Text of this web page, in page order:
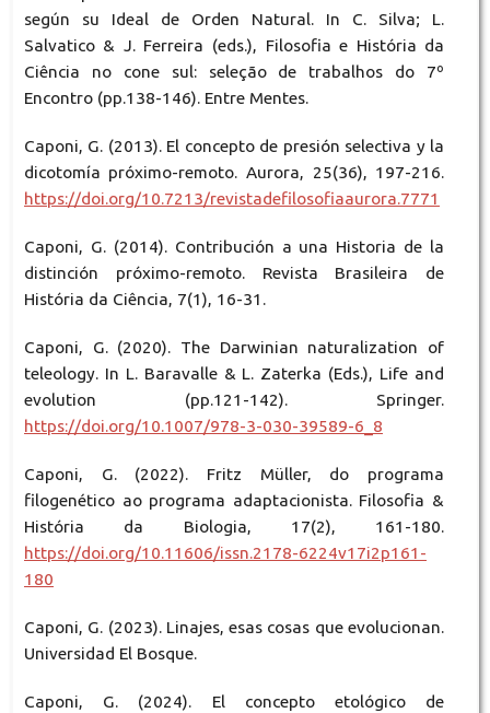
según su Ideal de Orden Natural. In C. Silva; L.
Salvatico & J. Ferreira (eds.), Filosofia e História da
Ciência no cone sul: seleção de trabalhos do 7º
Encontro (pp.138-146). Entre Mentes.
Caponi, G. (2013). El concepto de presión selectiva y la
dicotomía próximo-remoto. Aurora, 25(36), 197-216.
https://doi.org/10.7213/revistadefilosofiaaurora.7771
Caponi, G. (2014). Contribución a una Historia de la
distinción próximo-remoto. Revista Brasileira de
História da Ciência, 7(1), 16-31.
Caponi, G. (2020). The Darwinian naturalization of
teleology. In L. Baravalle & L. Zaterka (Eds.), Life and
evolution (pp.121-142). Springer.
https://doi.org/10.1007/978-3-030-39589-6_8
Caponi, G. (2022). Fritz Müller, do programa
filogenético ao programa adaptacionista. Filosofia &
História da Biologia, 17(2), 161-180.
https://doi.org/10.11606/issn.2178-6224v17i2p161-
180
Caponi, G. (2023). Linajes, esas cosas que evolucionan.
Universidad El Bosque.
Caponi, G. (2024). El concepto etológico de